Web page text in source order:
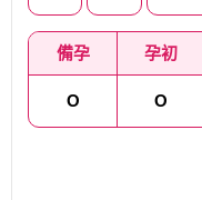
備孕 孕初
O O